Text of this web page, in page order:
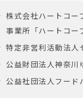
株式会社ハートコー
事業所「ハートコー
特定非営利活動法人
公益財団法人神奈川
公益社団法人フード